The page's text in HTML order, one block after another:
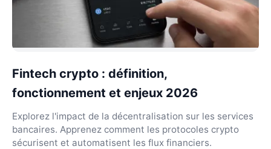
Fintech crypto : définition,
fonctionnement et enjeux 2026
Explorez l'impact de la décentralisation sur les services
bancaires. Apprenez comment les protocoles crypto
sécurisent et automatisent les flux financiers.